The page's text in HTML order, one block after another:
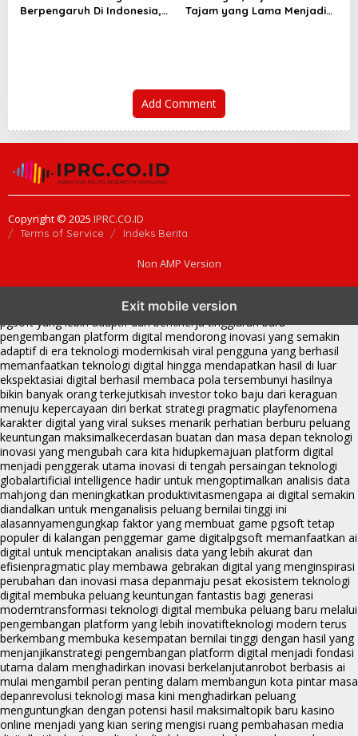
Berpengaruh Di Indonesia,
Tajam yang Lama Menjadi
Add Comment
Copyright © 2025 IPRC.CO.ID
Terms of Service Indeks Berita
Non AMP Version
Exit mobile version
menghadirkan inovasi berkualitasai digital menjadi kunci analisis data
pgsoft yang lebih adaptif dan berkinerja tinggiarah baru
pengembangan platform digital mendorong inovasi yang semakin
adaptif di era teknologi modernkisah viral pengguna yang berhasil
memanfaatkan teknologi digital hingga mendapatkan hasil di luar
ekspektasiai digital berhasil membaca pola tersembunyi hasilnya
bikin banyak orang terkejutkisah investor toko baju dari keraguan
menuju kepercayaan diri berkat strategi pragmatic playfenomena
karakter digital yang viral sukses menarik perhatian berburu peluang
keuntungan maksimalkecerdasan buatan dan masa depan teknologi
inovasi yang mengubah cara kita hidupkemajuan platform digital
menjadi penggerak utama inovasi di tengah persaingan teknologi
globalartificial intelligence hadir untuk mengoptimalkan analisis data
mahjong dan meningkatkan produktivitasmengapa ai digital semakin
diandalkan untuk menganalisis peluang bernilai tinggi ini
alasannyamengungkap faktor yang membuat game pgsoft tetap
populer di kalangan penggemar game digitalpgsoft memanfaatkan ai
digital untuk menciptakan analisis data yang lebih akurat dan
efisienpragmatic play membawa gebrakan digital yang menginspirasi
perubahan dan inovasi masa depanmaju pesat ekosistem teknologi
digital membuka peluang keuntungan fantastis bagi generasi
moderntransformasi teknologi digital membuka peluang baru melalui
pengembangan platform yang lebih inovatifteknologi modern terus
berkembang membuka kesempatan bernilai tinggi dengan hasil yang
menjanjikanstrategi pengembangan platform digital menjadi fondasi
utama dalam menghadirkan inovasi berkelanjutanrobot berbasis ai
mulai mengambil peran penting dalam membangun kota pintar masa
depanrevolusi teknologi masa kini menghadirkan peluang
menguntungkan dengan potensi hasil maksimaltopik baru kasino
online menjadi yang kian sering mengisi ruang pembahasan media